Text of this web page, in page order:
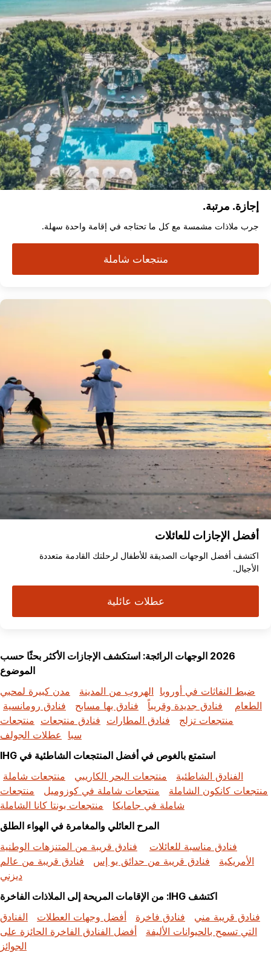
إجازة. مرتبة.
جرب ملاذات مشمسة مع كل ما تحتاجه في إقامة واحدة سهلة.
منتجعات شاملة
أفضل الإجازات للعائلات
اكتشف أفضل الوجهات الصديقة للأطفال لرحلتك القادمة متعددة
الأجيال.
عطلات عائلية
2026 الوجهات الرائجة: استكشف الإجازات الأكثر بحثًا حسب
الموضوع
ضبط النفاثات في أوروبا الهروب من المدينة
مدن كبيرة لمحبي
الطعام
فنادق جديدة وقريباً فنادق بها مسابح
فنادق رومانسية
منتجعات تزلج
فنادق المطارات فنادق منتجعات منتجعات
سبا
عطلات الجولف
استمتع بالغوص في أفضل المنتجعات الشاطئية في IHG
الفنادق الشاطئية
منتجعات البحر الكاريبي
منتجعات شاملة
منتجعات كانكون الشاملة
منتجعات شاملة في كوزوميل
منتجعات
شاملة في جامايكا
منتجعات بونتا كانا الشاملة
المرح العائلي والمغامرة في الهواء الطلق
فنادق مناسبة للعائلات
فنادق قريبة من المتنزهات الوطنية
الأمريكية
فنادق قريبة من حدائق يو إس
فنادق قريبة من عالم
ديزني
اكتشف IHG: من الإقامات المريحة إلى الملاذات الفاخرة
فنادق قريبة مني
فنادق فاخرة أفضل وجهات العطلات
الفنادق
التي تسمح بالحيوانات الأليفة
أفضل الفنادق الفاخرة الحائزة على
الجوائز